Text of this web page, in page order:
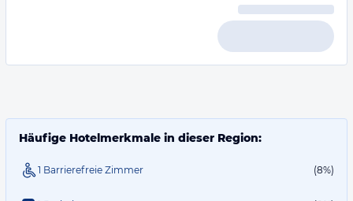
Häufige Hotelmerkmale in dieser Region:
1 Barrierefreie Zimmer (8%)